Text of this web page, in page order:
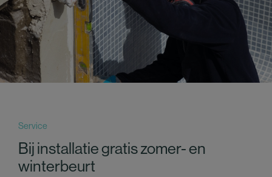
Service
Bij installatie gratis zomer- en
winterbeurt